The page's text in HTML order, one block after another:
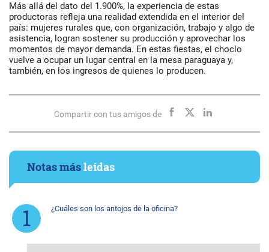
Más allá del dato del 1.900%, la experiencia de estas
productoras refleja una realidad extendida en el interior del
país: mujeres rurales que, con organización, trabajo y algo de
asistencia, logran sostener su producción y aprovechar los
momentos de mayor demanda. En estas fiestas, el choclo
vuelve a ocupar un lugar central en la mesa paraguaya y,
también, en los ingresos de quienes lo producen.
Compartir con tus amigos de
Notas másleídas
¿Cuáles son los antojos de la oficina?